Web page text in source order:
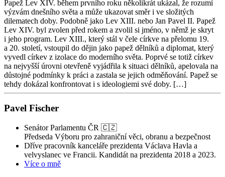
Papež Lev XIV. během prvního roku několikrát ukázal, že rozumí
výzvám dnešního světa a může ukazovat směr i ve složitých
dilematech doby. Podobně jako Lev XIII. nebo Jan Pavel II. Papež
Lev XIV. byl zvolen před rokem a zvolil si jméno, v němž je skryt
i jeho program. Lev XIII., který stál v čele církve na přelomu 19.
a 20. století, vstoupil do dějin jako papež dělníků a diplomat, který
vyvedl církev z izolace do moderního světa. Poprvé se totiž církev
na nejvyšší úrovni otevřeně vyjádřila k situaci dělníků, apelovala na
důstojné podmínky k práci a zastala se jejich odměňování. Papež se
tehdy dokázal konfrontovat i s ideologiemi své doby. […]
Pavel Fischer
Senátor Parlamentu ČR 🇨🇿
Předseda Výboru pro zahraniční věci, obranu a bezpečnost
Dříve pracovník kanceláře prezidenta Václava Havla a
velvyslanec ve Francii. Kandidát na prezidenta 2018 a 2023.
Více o mně